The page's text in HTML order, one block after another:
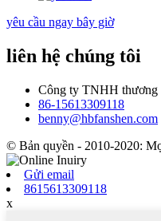
yêu cầu ngay bây giờ
liên hệ chúng tôi
Công ty TNHH thương
86-15613309118
benny@hbfanshen.com
© Bản quyền - 2010-2020:
Gửi email
8615613309118
x